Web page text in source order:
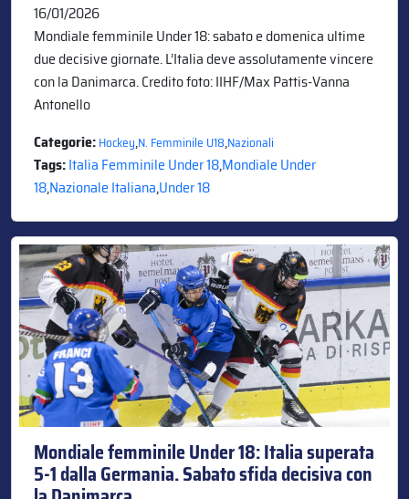
16/01/2026
Mondiale femminile Under 18: sabato e domenica ultime
due decisive giornate. L’Italia deve assolutamente vincere
con la Danimarca. Credito foto: IIHF/Max Pattis-Vanna
Antonello
Categorie:Hockey,N. Femminile U18,Nazionali
Tags:Italia Femminile Under 18,Mondiale Under
18,Nazionale Italiana,Under 18
Mondiale femminile Under 18: Italia superata
5-1 dalla Germania. Sabato sfida decisiva con